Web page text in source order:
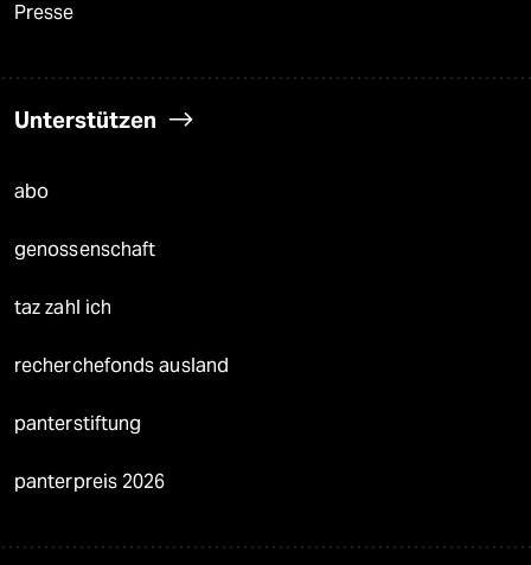
Presse
Unterstützen
abo
genossenschaft
taz zahl ich
recherchefonds ausland
panterstiftung
panterpreis 2026